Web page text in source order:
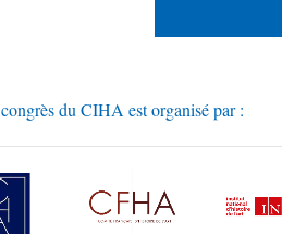
congrès du CIHA est organisé par :